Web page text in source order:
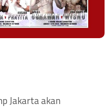
Jakarta akan